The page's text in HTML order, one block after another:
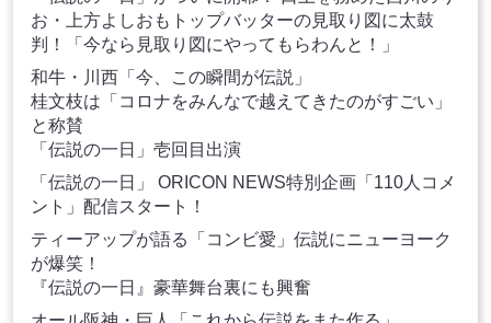
お・上方よしおもトップバッターの見取り図に太鼓
判！「今なら見取り図にやってもらわんと！」
和牛・川西「今、この瞬間が伝説」
桂文枝は「コロナをみんなで越えてきたのがすごい」
と称賛
「伝説の一日」壱回目出演
「伝説の一日」 ORICON NEWS特別企画「110人コメ
ント」配信スタート！
ティーアップが語る「コンビ愛」伝説にニューヨーク
が爆笑！
『伝説の一日』豪華舞台裏にも興奮